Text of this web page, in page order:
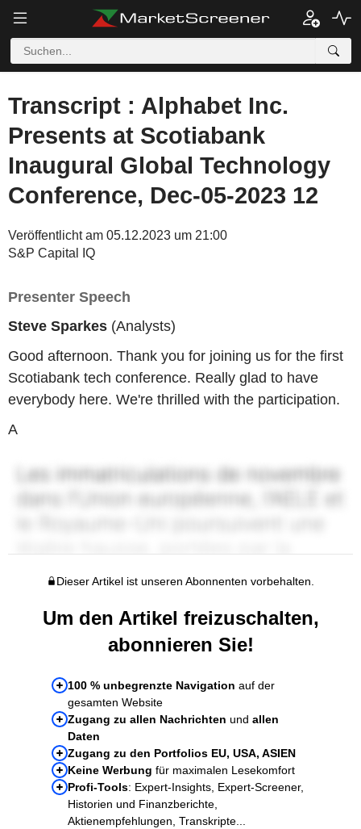
Transcript : Alphabet Inc.
Presents at Scotiabank
Inaugural Global Technology
Conference, Dec-05-2023 12
Veröffentlicht am 05.12.2023 um 21:00
S&P Capital IQ
Presenter Speech
Steve Sparkes (Analysts)
Good afternoon. Thank you for joining us for the first
Scotiabank tech conference. Really glad to have
everybody here. We're thrilled with the participation.
A
Dieser Artikel ist unseren Abonnenten vorbehalten.
Um den Artikel freizuschalten,
abonnieren Sie!
100 % unbegrenzte Navigation auf der
gesamten Website
Zugang zu allen Nachrichten und allen
Daten
Zugang zu den Portfolios EU, USA, ASIEN
Keine Werbung für maximalen Lesekomfort
Profi-Tools: Expert-Insights, Expert-Screener,
Historien und Finanzberichte,
Aktienempfehlungen, Transkripte...